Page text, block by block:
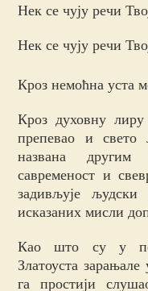
Нек се чују речи
Нек се чују речи
Кроз немоћна уста
Кроз духовну
препевао и свето
названа другим
савременост и
задивљује људски
исказаних мисли
Као што су у
Златоуста
га простији